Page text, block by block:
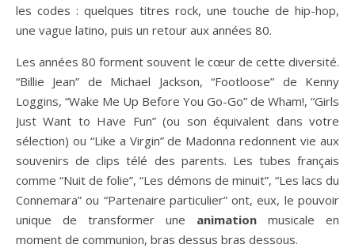
les codes : quelques titres rock, une touche de hip-hop,
une vague latino, puis un retour aux années 80.
Les années 80 forment souvent le cœur de cette diversité.
“Billie Jean” de Michael Jackson, “Footloose” de Kenny
Loggins, “Wake Me Up Before You Go-Go” de Wham!, “Girls
Just Want to Have Fun” (ou son équivalent dans votre
sélection) ou “Like a Virgin” de Madonna redonnent vie aux
souvenirs de clips télé des parents. Les tubes français
comme “Nuit de folie”, “Les démons de minuit”, “Les lacs du
Connemara” ou “Partenaire particulier” ont, eux, le pouvoir
unique de transformer une animation musicale en
moment de communion, bras dessus bras dessous.